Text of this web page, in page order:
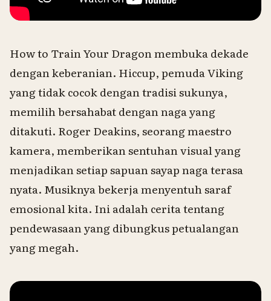
How to Train Your Dragonmembuka dekade
dengan keberanian. Hiccup, pemuda Viking
yang tidak cocok dengan tradisi sukunya,
memilih bersahabat dengan naga yang
ditakuti. Roger Deakins, seorang maestro
kamera, memberikan sentuhan visual yang
menjadikan setiap sapuan sayap naga terasa
nyata. Musiknya bekerja menyentuh saraf
emosional kita. Ini adalah cerita tentang
pendewasaan yang dibungkus petualangan
yang megah.